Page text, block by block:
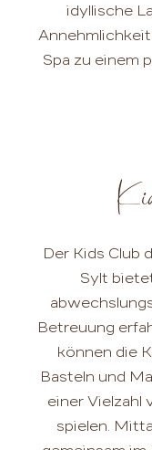
idyllische
Spa zu einem
Der Kids Club
Sylt
Betreuung
können die
Basteln und
einer Vielzahl
spielen.